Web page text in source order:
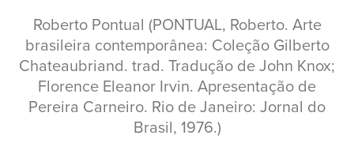
Roberto Pontual (PONTUAL, Roberto. Arte
brasileira contemporânea: Coleção Gilberto
Chateaubriand. trad. Tradução de John Knox;
Florence Eleanor Irvin. Apresentação de
Pereira Carneiro. Rio de Janeiro: Jornal do
Brasil, 1976.)